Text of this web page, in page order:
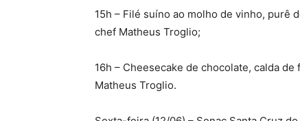
15h – Filé suíno ao molho de vinho, purê
chef Matheus Troglio;
16h – Cheesecake de chocolate, calda
Matheus Troglio.